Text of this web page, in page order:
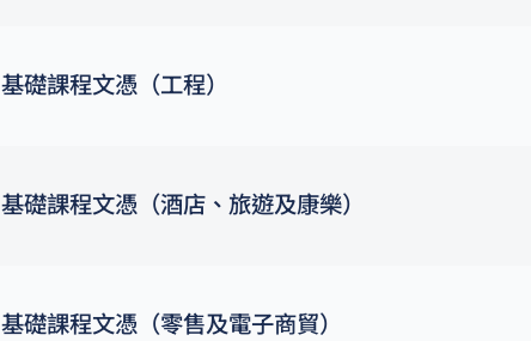
基礎課程文憑（工程）
基礎課程文憑（酒店、旅遊及康樂）
基礎課程文憑（零售及電子商貿）